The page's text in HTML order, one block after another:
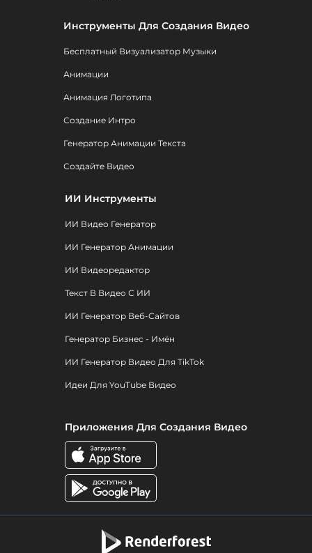
Инструменты Для Создания Видео
Бесплатный Визуализатор Музыки
Анимации
Анимация Логотипа
Создание Интро
Генератор Анимации Текста
Создайте Видео
ИИ Инструменты
ИИ Видео Генератор
ИИ Генератор Анимации
ИИ Видеоредактор
Текст В Видео С ИИ
ИИ Генератор Веб-Сайтов
Генератор Бизнес - Имён
ИИ Генератор Видео Для TikTok
Идеи Для YouTube Видео
Приложения Для Создания Видео